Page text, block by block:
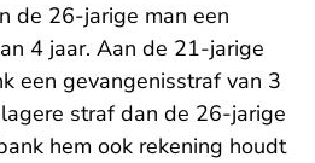
de 26-jarige man een
4 jaar. Aan de 21-jarige
een gevangenisstraf van 3
straf dan de 26-jarige
hem ook rekening houdt